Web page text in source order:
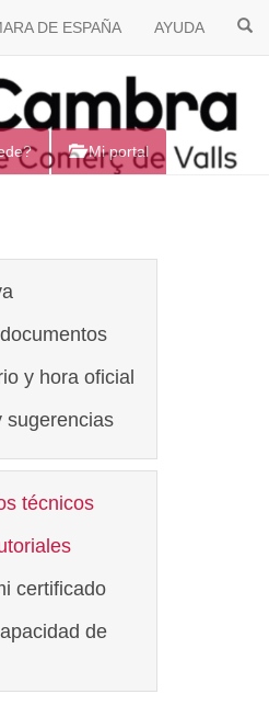
DE ESPAÑA AYUDA
Mi portal
y hora oficial
sugerencias
técnicos
certificado
de